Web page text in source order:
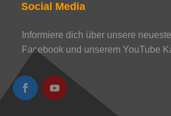
Social Media
Informiere dich über unsere
Facebook und unserem YouTube